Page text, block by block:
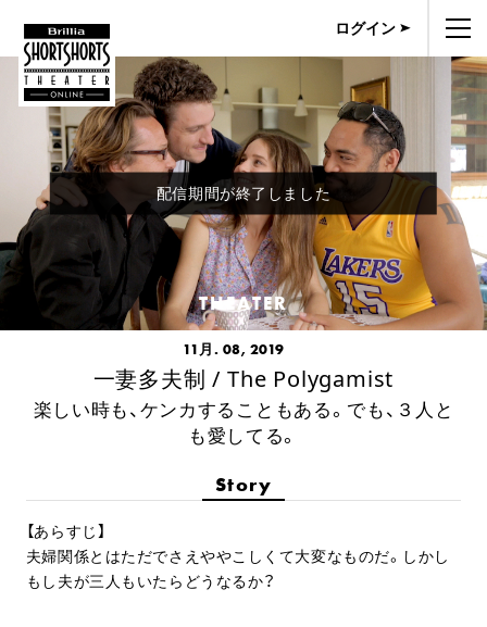
ログイン
配信期間が終了しました
THEATER
11月. 08, 2019
一妻多夫制 / The Polygamist
楽しい時も、ケンカすることもある。でも、３人と
も愛してる。
Story
【あらすじ】
夫婦関係とはただでさえややこしくて大変なものだ。しかし
もし夫が三人もいたらどうなるか？